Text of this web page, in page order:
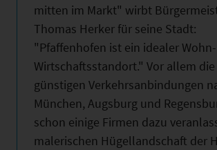
mitten im Markt" wirbt
Thomas Herker für seine Stadt:
"Pfaffenhofen ist ein idealer
Wirtschaftsstandort." Vor allem die
günstigen Verkehrsanbindungen
München, Augsburg und
schon einige Firmen dazu
malerischen Hügellandschaft der